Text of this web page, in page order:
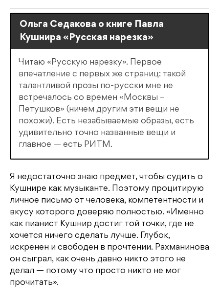
Ольга Седакова о книге Павла
Кушнира «Русская нарезка»
Читаю «Русскую нарезку». Первое
впечатление с первых же страниц: такой
талантливой прозы по-русски мне не
встречалось со времен «Москвы –
Петушков» (ничем другим эти вещи не
похожи). Есть незабываемые образы, есть
удивительно точно названные вещи и
главное — есть РИТМ.
Я недостаточно знаю предмет, чтобы судить о
Кушнире как музыканте. Поэтому процитирую
личное письмо от человека, компетентности и
вкусу которого доверяю полностью. «Именно
как пианист Кушнир достиг той точки, где не
хочется ничего сделать лучше. Глубок,
искренен и свободен в прочтении. Рахманинова
он сыграл, как очень давно никто этого не
делал — потому что просто никто не мог
прочитать».